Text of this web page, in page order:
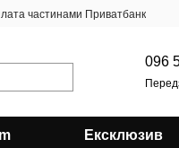
частинами Приватбанк
096
Ексклюзив